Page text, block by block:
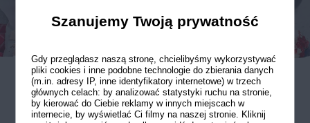
Ciasto z rabarbarem
Szanujemy Twoją prywatność
Gdy przeglądasz naszą stronę, chcielibyśmy wykorzystywać
pliki cookies i inne podobne technologie do zbierania danych
(m.in. adresy IP, inne identyfikatory internetowe) w trzech
głównych celach: by analizować statystyki ruchu na stronie,
by kierować do Ciebie reklamy w innych miejscach w
internecie, by wyświetlać Ci filmy na naszej stronie. Kliknij